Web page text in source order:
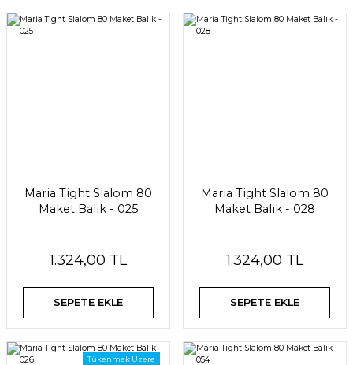
Maria Tight Slalom 80
Maket Balık - 025
1.324,00 TL
SEPETE EKLE
Maria Tight Slalom 80
Maket Balık - 028
1.324,00 TL
SEPETE EKLE
Tükenmek Üzere